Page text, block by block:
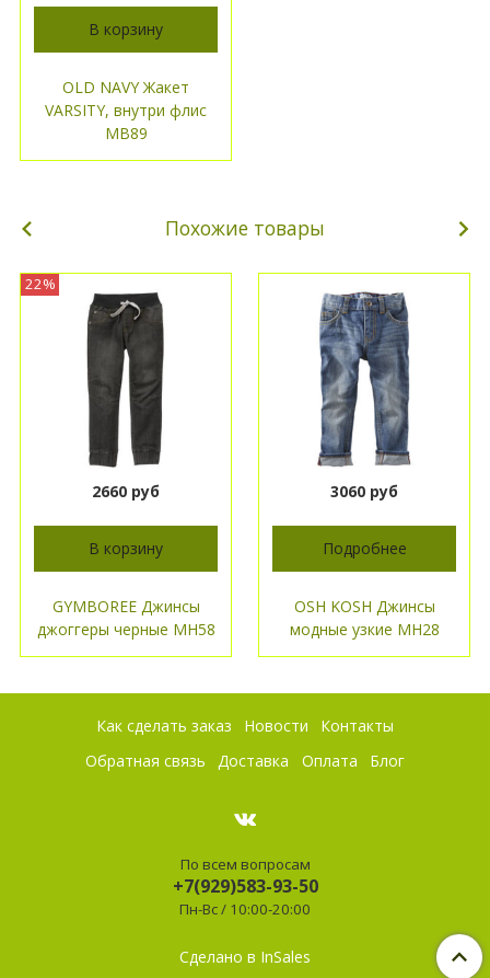
В корзину
OLD NAVY Жакет
VARSITY, внутри флис
МВ89
Похожие товары
22%
2660 руб
В корзину
GYMBOREE Джинсы
джоггеры черные МН58
3060 руб
Подробнее
OSH KOSH Джинсы
модные узкие МН28
Как сделать заказ Новости
Контакты
Обратная связь
Доставка Оплата Блог
По всем вопросам
+7(929)583-93-50
Пн-Вс / 10:00-20:00
Сделано в InSales